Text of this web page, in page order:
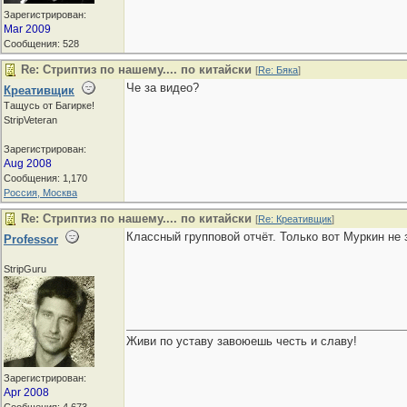
Зарегистрирован:
Mar 2009
Сообщения: 528
Re: Стриптиз по нашему.... по китайски [Re: Бяка]
Креативщик
Тащусь от Багирке!
StripVeteran
Зарегистрирован:
Aug 2008
Сообщения: 1,170
Россия, Москва
Че за видео?
Re: Стриптиз по нашему.... по китайски [Re: Креативщик]
Professor
StripGuru
Зарегистрирован:
Apr 2008
Классный групповой отчёт. Только вот Муркин не
Живи по уставу завоюешь честь и славу!